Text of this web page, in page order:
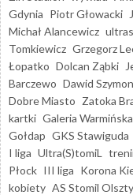
Gdynia Piotr Głowacki
Michał Alancewicz ultras
Tomkiewicz Grzegorz
Łopatko Dolcan Ząbki
Barczewo Dawid
Dobre Miasto Zatoka
kartki Galeria Warmińska
Gołdap GKS Stawiguda
I liga Ultra(S)tomiL
Płock III liga Korona
kobiety AS Stomil